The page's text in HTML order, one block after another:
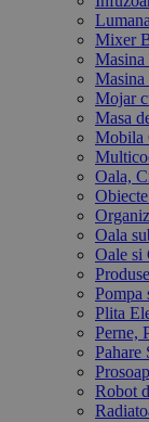
Mixer
Masina
Masina
Mojar
Masa
Mobila
Oala,
Oala
Oale si
Pompa
Plita
Perne,
Pahare
Robot